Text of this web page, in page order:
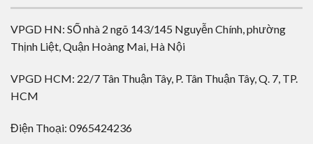
VPGD HN: SỐ nhà 2 ngõ 143/145 Nguyễn Chính, phường
Thịnh Liệt, Quận Hoàng Mai, Hà Nội
VPGD HCM: 22/7 Tân Thuận Tây, P. Tân Thuận Tây, Q. 7, TP.
HCM
Điện Thoại: 0965424236